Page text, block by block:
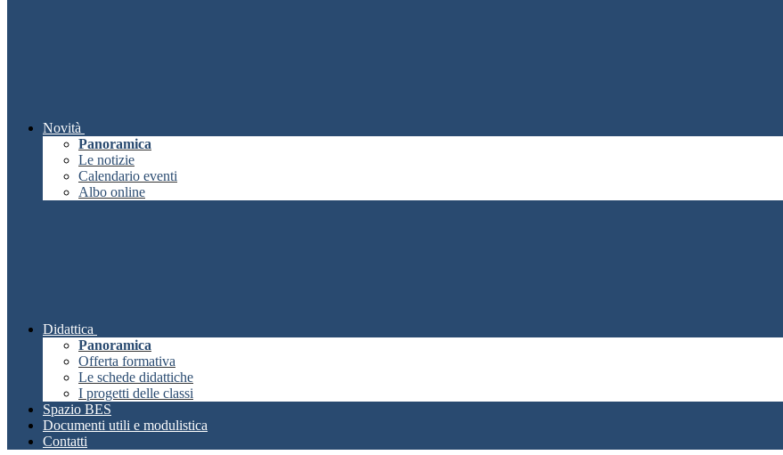
Novità
Panoramica
Le notizie
Calendario eventi
Albo online
Didattica
Panoramica
Offerta formativa
Le schede didattiche
I progetti delle classi
Spazio BES
Documenti utili e modulistica
Contatti